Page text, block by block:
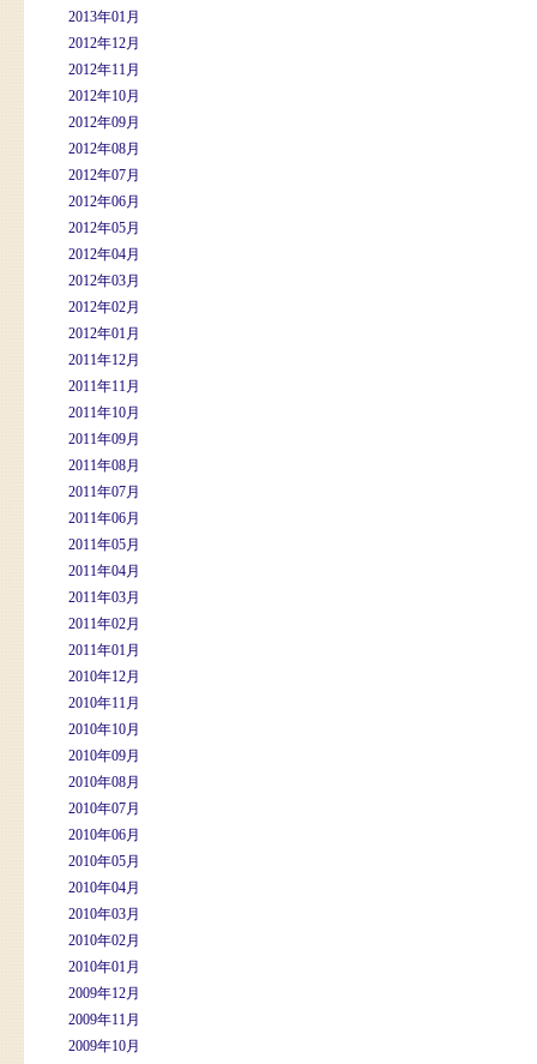
2013年01月
2012年12月
2012年11月
2012年10月
2012年09月
2012年08月
2012年07月
2012年06月
2012年05月
2012年04月
2012年03月
2012年02月
2012年01月
2011年12月
2011年11月
2011年10月
2011年09月
2011年08月
2011年07月
2011年06月
2011年05月
2011年04月
2011年03月
2011年02月
2011年01月
2010年12月
2010年11月
2010年10月
2010年09月
2010年08月
2010年07月
2010年06月
2010年05月
2010年04月
2010年03月
2010年02月
2010年01月
2009年12月
2009年11月
2009年10月